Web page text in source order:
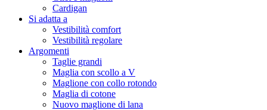
Cardigan
Si adatta a
Vestibilità comfort
Vestibilità regolare
Argomenti
Taglie grandi
Maglia con scollo a V
Maglione con collo rotondo
Maglia di cotone
Nuovo maglione di lana